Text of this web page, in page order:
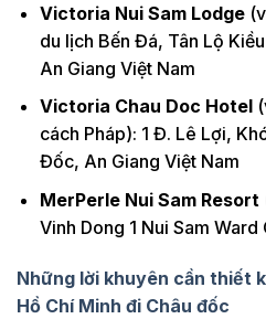
Victoria Nui Sam Lodge
du lịch Bến Đá, Tân Lộ
An Giang Việt Nam
Victoria Chau Doc Hotel
cách Pháp): 1 Đ. Lê Lợi,
Đốc, An Giang Việt Nam
MerPerle Nui Sam Resort
Vinh Dong 1 Nui Sam Ward
Những lời khuyên cần thiết
Hồ Chí Minh đi Châu đốc